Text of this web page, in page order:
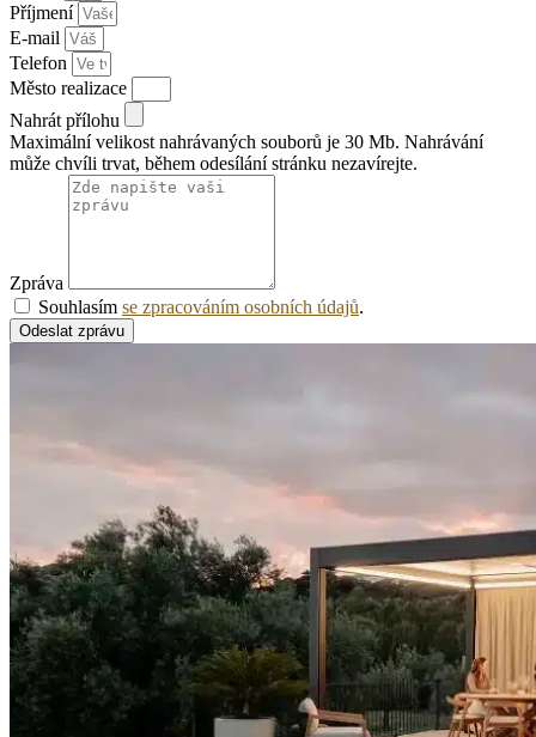
Příjmení
E-mail
Telefon
Město realizace
Nahrát přílohu
Maximální velikost nahrávaných souborů je 30 Mb. Nahrávání
může chvíli trvat, během odesílání stránku nezavírejte.
Zpráva
Souhlasím se zpracováním osobních údajů.
Odeslat zprávu